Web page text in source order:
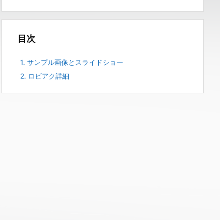
目次
1. サンプル画像とスライドショー
2. ロビアク詳細